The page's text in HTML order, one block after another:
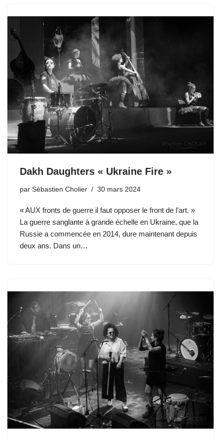
Dakh Daughters « Ukraine Fire »
par Sébastien Cholier 30 mars 2024
« AUX fronts de guerre il faut opposer le front de l’art. »
La guerre sanglante à grande échelle en Ukraine, que la
Russie a commencée en 2014, dure maintenant depuis
deux ans. Dans un…